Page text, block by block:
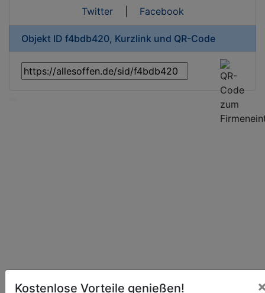
Twitter| Facebook
Objekt ID f4bdb420, Kurzlink und QR-Code
Kostenlose Vorteile genießen!